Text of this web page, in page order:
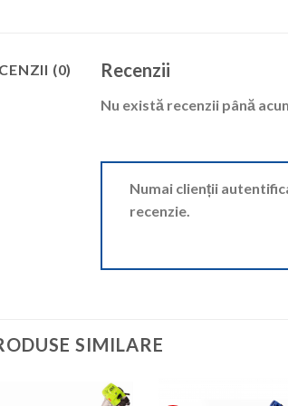
(0) Recenzii
Nu există recenzii până
Numai clienții
recenzie.
SIMILARE